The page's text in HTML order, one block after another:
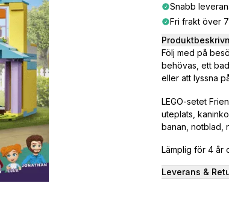
Snabb
Fri frakt över
Följ med på
behövas, ett
eller att lyssna
LEGO-setet
uteplats,
banan, notblad,
Lämplig för 4 år
Leverans &